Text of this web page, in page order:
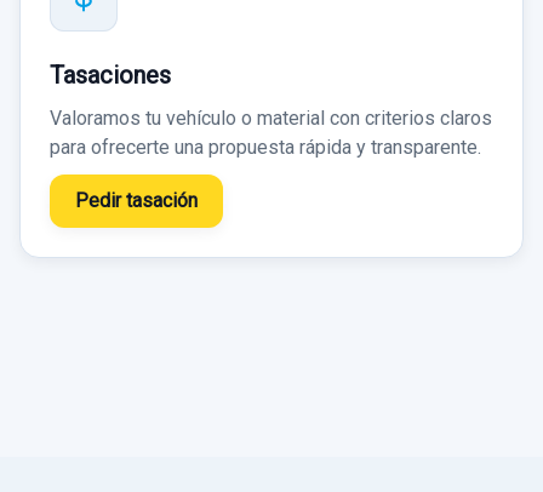
Tasaciones
Valoramos tu vehículo o material con criterios claros
para ofrecerte una propuesta rápida y transparente.
Pedir tasación